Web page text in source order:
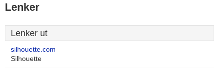
Lenker
Lenker ut
silhouette.com
Silhouette